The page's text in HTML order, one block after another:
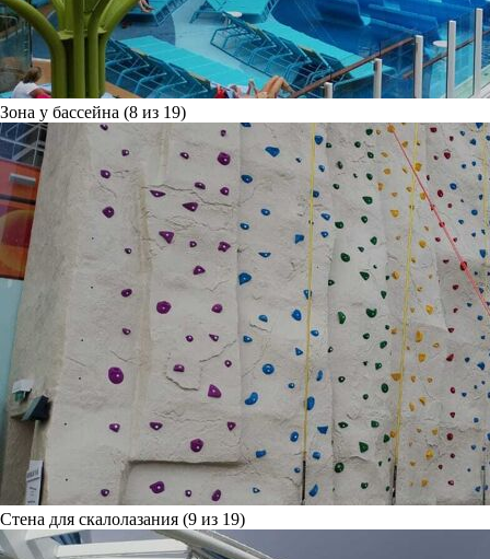
Зона у бассейна (8 из 19)
Стена для скалолазания (9 из 19)